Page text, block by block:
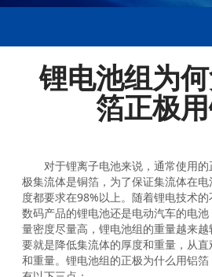
锂电池组为
箔正极
对于锂离子电池来说，通常使用的
极集流体是铜箔，为了保证集流体在
度都要求在98%以上。随着锂电技术
数码产品的锂电池还是电动汽车的电
量密度尽量高，锂电池组的重量越来
要就是降低集流体的厚度和重量，从
和重量。锂电池组的正极为什么用铝